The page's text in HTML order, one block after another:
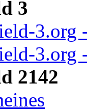
3
3.org
3.org
2142